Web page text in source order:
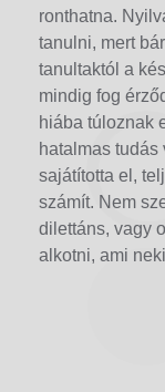
ronthatna.
tanulni, mert
tanultaktól a
mindig fog
hiába túloznak
hatalmas
sajátította el,
számít. Nem
dilettáns, vagy
alkotni, ami